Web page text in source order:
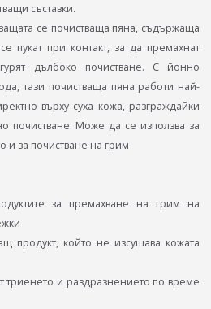
съставки.
се почистваща пяна, съдържаща
пукат при контакт, за да премахнат
дълбоко почистване. С йонно
тази почистваща пяна работи най-
върху суха кожа, разграждайки
почистване. Може да се използва за
и за почистване на грим
за премахване на грим на
продукт, който не изсушава кожата
триенето и раздразнението по време